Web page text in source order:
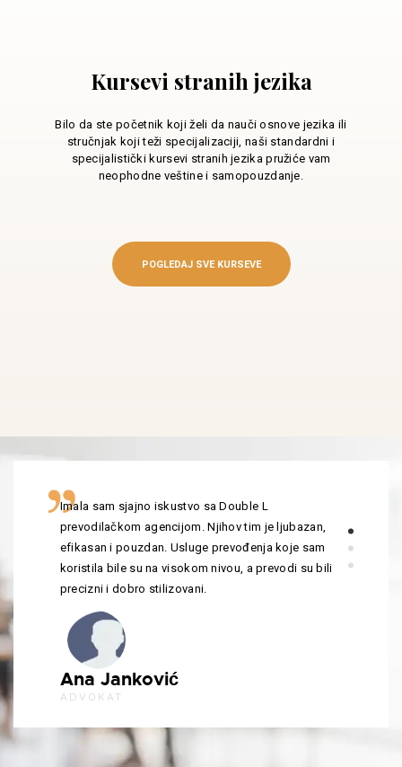
Kursevi stranih jezika
Bilo da ste početnik koji želi da nauči osnove jezika ili
stručnjak koji teži specijalizaciji, naši standardni i
specijalistički kursevi stranih jezika pružiće vam
neophodne veštine i samopouzdanje.
POGLEDAJ SVE KURSEVE
Imala sam sjajno iskustvo sa Double L
prevodilačkom agencijom. Njihov tim je ljubazan,
efikasan i pouzdan. Usluge prevođenja koje sam
koristila bile su na visokom nivou, a prevodi su bili
precizni i dobro stilizovani.
Ana Janković
ADVOKAT